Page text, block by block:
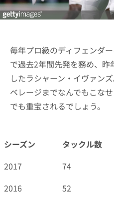
毎年プロ級のディフェンダ
で過去2年間先発を務め、
したラシャーン・イヴァン
ベレージまでなんでもこな
でも重宝されるでしょう。
シーズン タックル数
2017
74
2016
52